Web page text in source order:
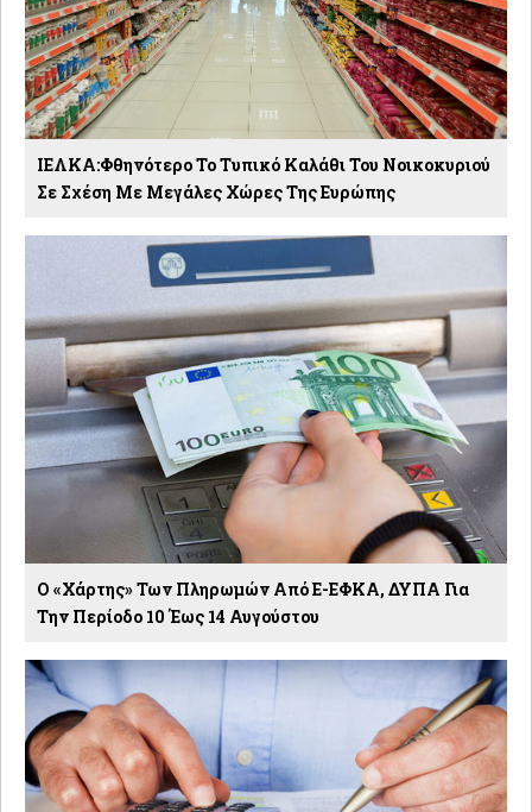
ΙΕΛΚΑ:Φθηνότερο Το Τυπικό Καλάθι Του Νοικοκυριού
Σε Σχέση Με Μεγάλες Χώρες Της Ευρώπης
Ο «χάρτης» Των Πληρωμών Από E-ΕΦΚΑ, ΔΥΠΑ Για
Την Περίοδο 10 Έως 14 Αυγούστου